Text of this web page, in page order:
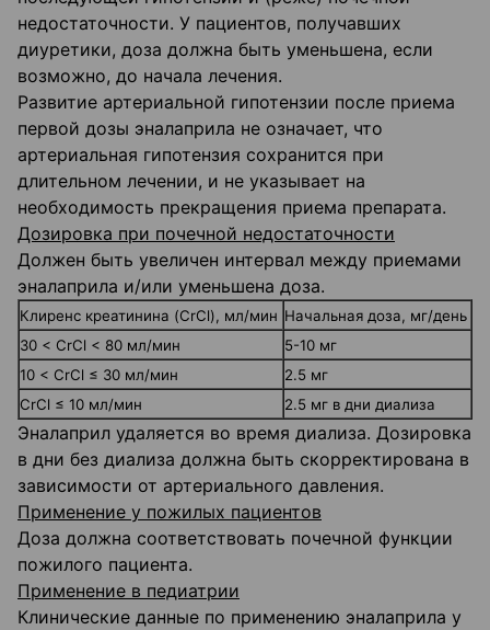
недостаточности. У пациентов, получавших
диуретики, доза должна быть уменьшена, если
возможно, до начала лечения.
Развитие артериальной гипотензии после приема
первой дозы эналаприла не означает, что
артериальная гипотензия сохранится при
длительном лечении, и не указывает на
необходимость прекращения приема препарата.
Дозировка при почечной недостаточности
Должен быть увеличен интервал между приемами
эналаприла и/или уменьшена доза.
Клиренс креатинина (CrCl), мл/мин Начальная доза, мг/день
30 < CrCl < 80 мл/мин
5-10 мг
10 < CrCl ≤ 30 мл/мин
2.5 мг
CrCl ≤ 10 мл/мин
2.5 мг в дни диализа
Эналаприл удаляется во время диализа. Дозировка
в дни без диализа должна быть скорректирована в
зависимости от артериального давления.
Применение у пожилых пациентов
Доза должна соответствовать почечной функции
пожилого пациента.
Применение в педиатрии
Клинические данные по применению эналаприла у